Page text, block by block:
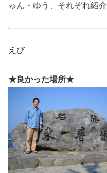
ゅん・ゆう、それぞれ紹介
えび
★良かった場所★